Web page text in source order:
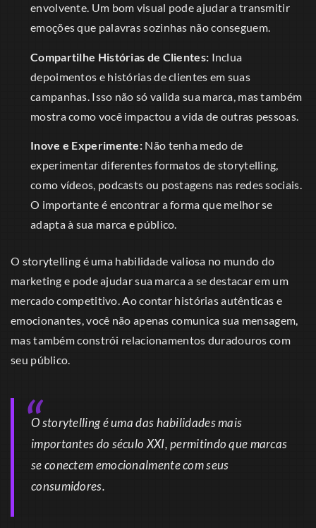
envolvente. Um bom visual pode ajudar a transmitir
emoções que palavras sozinhas não conseguem.
Compartilhe Histórias de Clientes: Inclua
depoimentos e histórias de clientes em suas
campanhas. Isso não só valida sua marca, mas também
mostra como você impactou a vida de outras pessoas.
Inove e Experimente: Não tenha medo de
experimentar diferentes formatos de storytelling,
como vídeos, podcasts ou postagens nas redes sociais.
O importante é encontrar a forma que melhor se
adapta à sua marca e público.
O storytelling é uma habilidade valiosa no mundo do
marketing e pode ajudar sua marca a se destacar em um
mercado competitivo. Ao contar histórias autênticas e
emocionantes, você não apenas comunica sua mensagem,
mas também constrói relacionamentos duradouros com
seu público.
O storytelling é uma das habilidades mais
importantes do século XXI, permitindo que marcas
se conectem emocionalmente com seus
consumidores.